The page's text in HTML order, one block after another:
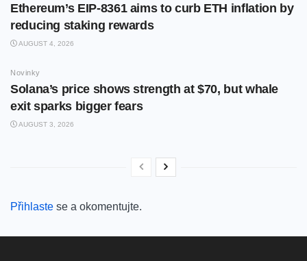
Ethereum’s EIP-8361 aims to curb ETH inflation by
reducing staking rewards
AUGUST 4, 2026
Novinky
Solana’s price shows strength at $70, but whale
exit sparks bigger fears
AUGUST 3, 2026
Přihlaste se a okomentujte.